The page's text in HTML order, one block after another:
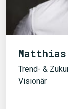
Trend- &
Visionär